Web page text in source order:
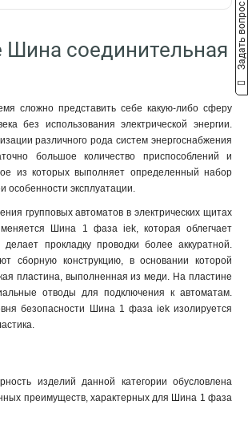
Шина соединительная
сложно представить себе какую-либо сферу
без использования электрической энергии.
различного рода систем энергоснабжения
большое количество приспособлений и
из которых выполняет определенный набор
особенности эксплуатации.
групповых автоматов в электрических щитах
Шина 1 фаза iek, которая облегчает
прокладку проводки более аккуратной.
сборную конструкцию, в основании которой
пластина, выполненная из меди. На пластине
отводы для подключения к автоматам.
безопасности Шина 1 фаза iek изолируется
изделий данной категории обусловлена
преимуществ, характерных для Шина 1 фаза
Задать вопрос